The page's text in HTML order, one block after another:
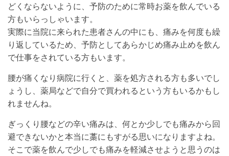
どくならないように、予防のために常時お薬を飲んでいる
方もいらっしゃいます。
実際に当院に来られた患者さんの中にも、痛みを何度も繰
り返しているため、予防としてあらかじめ痛み止めを飲ん
で仕事をされている方もいます。
腰が痛くなり病院に行くと、薬を処方される方も多いでし
ょうし、薬局などで自分で買われるという方もいるかもし
れませんね。
ぎっくり腰などの辛い痛みは、何とか少しでも痛みから回
避できないかと本当に藁にもすがる思いになりますよね。
そこで薬を飲んで少しでも痛みを軽減させようと思うのは